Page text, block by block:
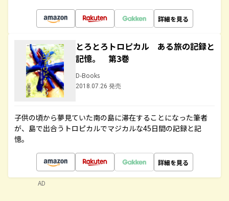
詳細を見る
とろとろトロピカル ある旅の記録と
記憶。 第3巻
D-Books
2018.07.26 発売
子供の頃から夢見ていた南の島に滞在することになった筆者
が、島で出合うトロピカルでマジカルな45日間の記録と記
憶。
詳細を見る
AD